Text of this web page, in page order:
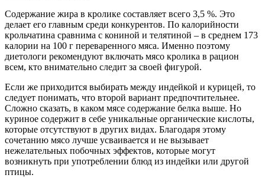
Содержание жира в кролике составляет всего 3,5 %. Это
делает его главным среди конкурентов. По калорийности
крольчатина сравнима с кониной и телятиной – в среднем 173
калории на 100 г переваренного мяса. Именно поэтому
диетологи рекомендуют включать мясо кролика в рацион
всем, кто внимательно следит за своей фигурой.
Если же приходится выбирать между индейкой и курицей, то
следует понимать, что второй вариант предпочтительнее.
Сложно сказать, в каком мясе содержание белка выше. Но
куриное содержит в себе уникальные органические кислоты,
которые отсутствуют в других видах. Благодаря этому
сочетанию мясо лучше усваивается и не вызывает
нежелательных побочных эффектов, которые могут
возникнуть при употреблении блюд из индейки или другой
птицы.